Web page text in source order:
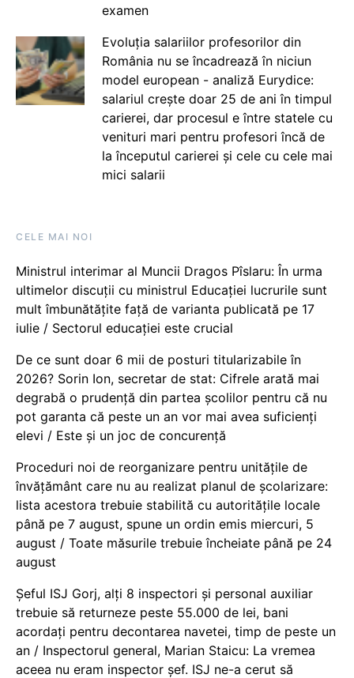
examen
Evoluția salariilor profesorilor din
România nu se încadrează în niciun
model european - analiză Eurydice:
salariul crește doar 25 de ani în timpul
carierei, dar procesul e între statele cu
venituri mari pentru profesori încă de
la începutul carierei și cele cu cele mai
mici salarii
CELE MAI NOI
Ministrul interimar al Muncii Dragos Pîslaru: În urma
ultimelor discuții cu ministrul Educației lucrurile sunt
mult îmbunătățite față de varianta publicată pe 17
iulie / Sectorul educației este crucial
De ce sunt doar 6 mii de posturi titularizabile în
2026? Sorin Ion, secretar de stat: Cifrele arată mai
degrabă o prudență din partea școlilor pentru că nu
pot garanta că peste un an vor mai avea suficienți
elevi / Este și un joc de concurență
Proceduri noi de reorganizare pentru unitățile de
învățământ care nu au realizat planul de școlarizare:
lista acestora trebuie stabilită cu autoritățile locale
până pe 7 august, spune un ordin emis miercuri, 5
august / Toate măsurile trebuie încheiate până pe 24
august
Șeful ISJ Gorj, alți 8 inspectori și personal auxiliar
trebuie să returneze peste 55.000 de lei, bani
acordați pentru decontarea navetei, timp de peste un
an / Inspectorul general, Marian Staicu: La vremea
aceea nu eram inspector șef. ISJ ne-a cerut să